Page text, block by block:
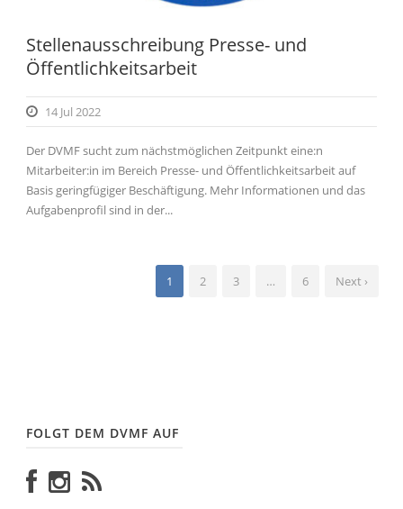
Stellenausschreibung Presse- und
Öffentlichkeitsarbeit
14 Jul 2022
Der DVMF sucht zum nächstmöglichen Zeitpunkt eine:n
Mitarbeiter:in im Bereich Presse- und Öffentlichkeitsarbeit auf
Basis geringfügiger Beschäftigung. Mehr Informationen und das
Aufgabenprofil sind in der...
1 2 3 … 6 Next ›
FOLGT DEM DVMF AUF